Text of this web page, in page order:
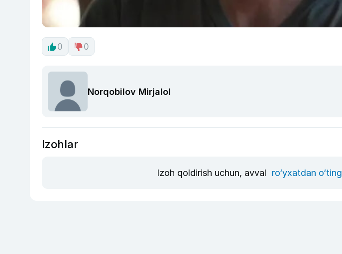
0 0
Norqobilov Mirjalol
Izohlar
Izoh qoldirish uchun, avval ro‘yxatdan o‘ting